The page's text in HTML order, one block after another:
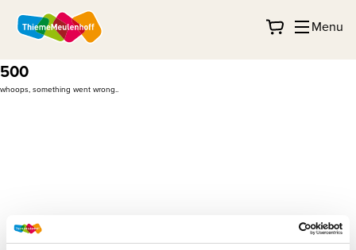
Menu
500
whoops, something went wrong..